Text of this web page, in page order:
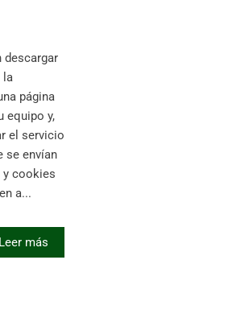
descargar
la
página
equipo y,
el servicio
se envían
y cookies
a...
Leer más